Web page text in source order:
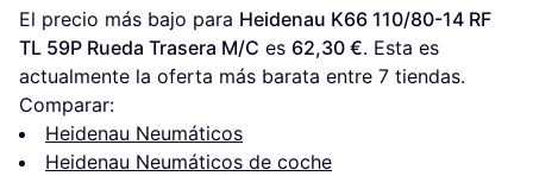
El precio más bajo para Heidenau K66 110/80-14 RF
TL 59P Rueda Trasera M/C es 62,30 €. Esta es
actualmente la oferta más barata entre 7 tiendas.
Comparar:
Heidenau Neumáticos
Heidenau Neumáticos de coche